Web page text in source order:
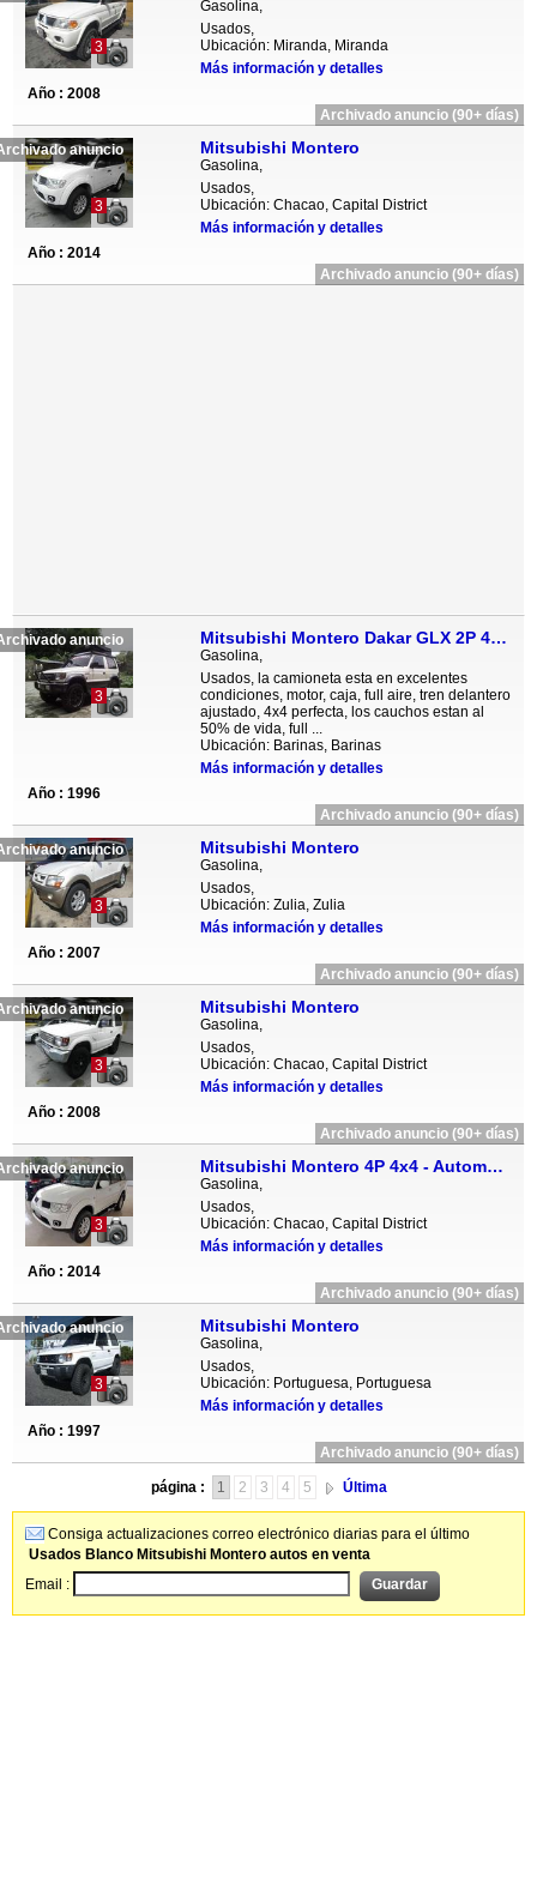
3
Gasolina,
Usados,
Ubicación: Miranda, Miranda
Más información y detalles
Año : 2008
Archivado anuncio (90+ días)
anuncio
3
Mitsubishi Montero
Gasolina,
Usados,
Ubicación: Chacao, Capital District
Más información y detalles
Año : 2014
Archivado anuncio (90+ días)
anuncio
3
Mitsubishi Montero Dakar GLX 2P 4x4 - Sincronico
Gasolina,
Usados, la camioneta esta en excelentes
condiciones, motor, caja, full aire, tren delantero
ajustado, 4x4 perfecta, los cauchos estan al
50% de vida, full ...
Ubicación: Barinas, Barinas
Más información y detalles
Año : 1996
Archivado anuncio (90+ días)
anuncio
3
Mitsubishi Montero
Gasolina,
Usados,
Ubicación: Zulia, Zulia
Más información y detalles
Año : 2007
Archivado anuncio (90+ días)
anuncio
3
Mitsubishi Montero
Gasolina,
Usados,
Ubicación: Chacao, Capital District
Más información y detalles
Año : 2008
Archivado anuncio (90+ días)
anuncio
3
Mitsubishi Montero 4P 4x4 - Automatico
Gasolina,
Usados,
Ubicación: Chacao, Capital District
Más información y detalles
Año : 2014
Archivado anuncio (90+ días)
anuncio
3
Mitsubishi Montero
Gasolina,
Usados,
Ubicación: Portuguesa, Portuguesa
Más información y detalles
Año : 1997
Archivado anuncio (90+ días)
página : 1 2 3 4 5 Última
Consiga actualizaciones correo electrónico diarias para el último
Usados Blanco Mitsubishi Montero autos en venta
Email :